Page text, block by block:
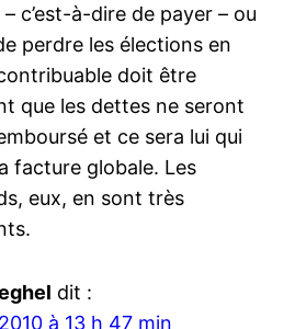
– c’est-à-dire de payer – ou
perdre les élections en
doit être
que les dettes ne seront
et ce sera lui qui
facture globale. Les
eux, en sont très
dit :
à 13 h 47 min